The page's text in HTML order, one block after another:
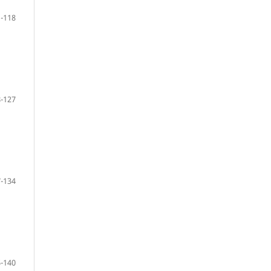
118
127
134
140